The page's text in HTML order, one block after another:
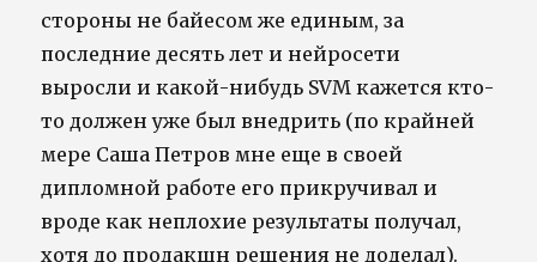
стороны не байесом же единым, за
последние десять лет и нейросети
выросли и какой-нибудь SVM кажется кто-
то должен уже был внедрить (по крайней
мере Саша Петров мне еще в своей
дипломной работе его прикручивал и
вроде как неплохие результаты получал,
хотя до продакшн решения не доделал).